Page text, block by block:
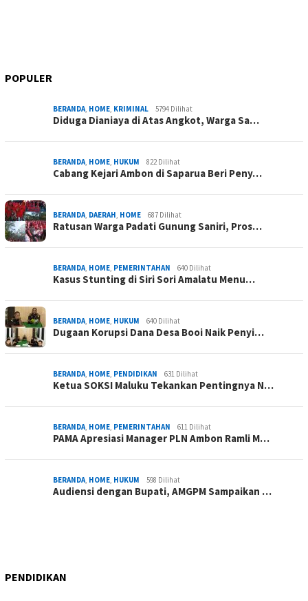
POPULER
BERANDA, HOME, KRIMINAL 5794 Dilihat
Diduga Dianiaya di Atas Angkot, Warga Sa…
BERANDA, HOME, HUKUM 822 Dilihat
Cabang Kejari Ambon di Saparua Beri Peny…
BERANDA, DAERAH, HOME 687 Dilihat
Ratusan Warga Padati Gunung Saniri, Pros…
BERANDA, HOME, PEMERINTAHAN 640 Dilihat
Kasus Stunting di Siri Sori Amalatu Menu…
BERANDA, HOME, HUKUM 640 Dilihat
Dugaan Korupsi Dana Desa Booi Naik Penyi…
BERANDA, HOME, PENDIDIKAN 631 Dilihat
Ketua SOKSI Maluku Tekankan Pentingnya N…
BERANDA, HOME, PEMERINTAHAN 611 Dilihat
PAMA Apresiasi Manager PLN Ambon Ramli M…
BERANDA, HOME, HUKUM 598 Dilihat
Audiensi dengan Bupati, AMGPM Sampaikan …
PENDIDIKAN